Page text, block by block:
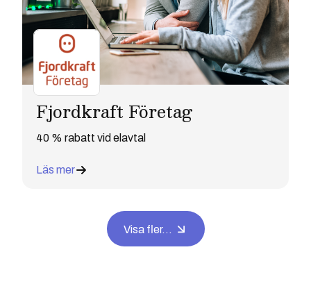
Fjordkraft Företag
40 % rabatt vid elavtal
Läs mer
Visa fler...